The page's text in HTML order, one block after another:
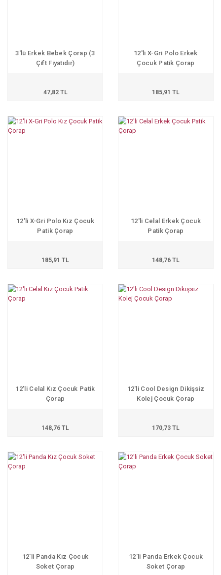
3'lü Erkek Bebek Çorap (3
Çift Fiyatıdır)
47,82 TL
12'li X-Gri Polo Erkek
Çocuk Patik Çorap
185,91 TL
12'li X-Gri Polo Kız Çocuk
Patik Çorap
185,91 TL
12'li Celal Erkek Çocuk
Patik Çorap
148,76 TL
12'li Celal Kız Çocuk Patik
Çorap
148,76 TL
12'li Cool Design Dikişsiz
Kolej Çocuk Çorap
170,73 TL
12'li Panda Kız Çocuk
Soket Çorap
12'li Panda Erkek Çocuk
Soket Çorap